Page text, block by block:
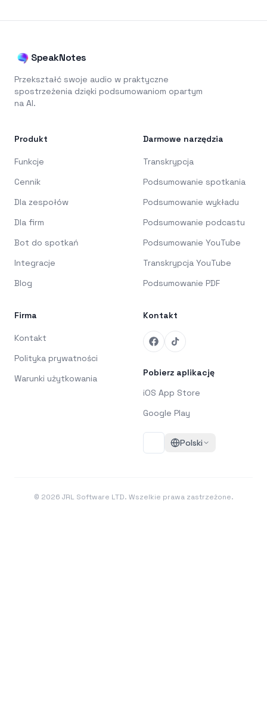
SpeakNotes
Przekształć swoje audio w praktyczne
spostrzeżenia dzięki podsumowaniom opartym
na AI.
Produkt
Funkcje
Cennik
Dla zespołów
Dla firm
Bot do spotkań
Integracje
Blog
Darmowe narzędzia
Transkrypcja
Podsumowanie spotkania
Podsumowanie wykładu
Podsumowanie podcastu
Podsumowanie YouTube
Transkrypcja YouTube
Podsumowanie PDF
Firma
Kontakt
Polityka prywatności
Warunki użytkowania
Kontakt
Pobierz aplikację
iOS App Store
Google Play
Polski
© 2026 JRL Software LTD. Wszelkie prawa zastrzeżone.